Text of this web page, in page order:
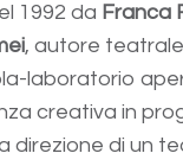
1992 da Franca
, autore
laboratorio
creativa in
direzione di un